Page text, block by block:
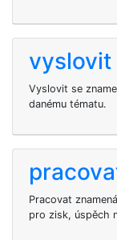
vyslovit
Vyslovit se
danému tématu.
Pracovat
pro zisk, úspěch